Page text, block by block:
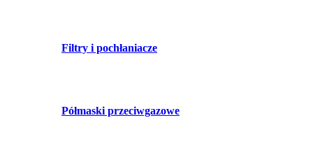
Filtry i pochłaniacze
Półmaski przeciwgazowe